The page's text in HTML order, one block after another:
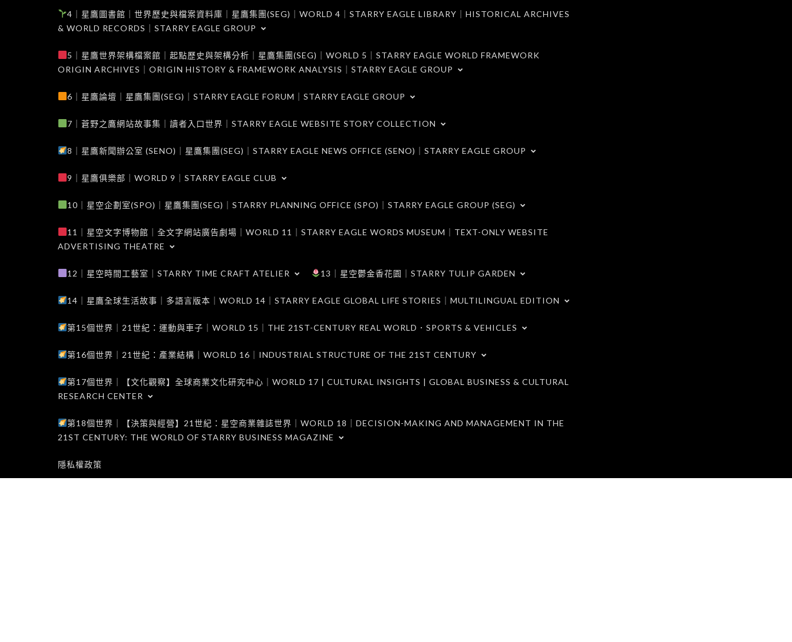
4｜星鷹圖書館｜世界歷史與檔案資料庫｜星鷹集團(SEG)｜WORLD 4｜STARRY EAGLE LIBRARY｜HISTORICAL ARCHIVES
& WORLD RECORDS｜STARRY EAGLE GROUP
5｜星鷹世界架構檔案館｜起點歷史與架構分析｜星鷹集團(SEG)｜WORLD 5｜STARRY EAGLE WORLD FRAMEWORK
ORIGIN ARCHIVES｜ORIGIN HISTORY & FRAMEWORK ANALYSIS｜STARRY EAGLE GROUP
6｜星鷹論壇｜星鷹集團(SEG)｜STARRY EAGLE FORUM｜STARRY EAGLE GROUP
7｜蒼野之鷹網站故事集｜讀者入口世界｜STARRY EAGLE WEBSITE STORY COLLECTION
8｜星鷹新聞辦公室 (SENO)｜星鷹集團(SEG)｜STARRY EAGLE NEWS OFFICE (SENO)｜STARRY EAGLE GROUP
9｜星鷹俱樂部｜WORLD 9｜STARRY EAGLE CLUB
10｜星空企劃室(SPO)｜星鷹集團(SEG)｜STARRY PLANNING OFFICE (SPO)｜STARRY EAGLE GROUP (SEG)
11｜星空文字博物館｜全文字網站廣告劇場｜WORLD 11｜STARRY EAGLE WORDS MUSEUM｜TEXT-ONLY WEBSITE
ADVERTISING THEATRE
12｜星空時間工藝室｜STARRY TIME CRAFT ATELIER 13｜星空鬱金香花園｜STARRY TULIP GARDEN
14｜星鷹全球生活故事｜多語言版本｜WORLD 14｜STARRY EAGLE GLOBAL LIFE STORIES｜MULTILINGUAL EDITION
第15個世界｜21世紀：運動與車子｜WORLD 15｜THE 21ST-CENTURY REAL WORLD．SPORTS & VEHICLES
第16個世界｜21世紀：產業結構｜WORLD 16｜INDUSTRIAL STRUCTURE OF THE 21ST CENTURY
第17個世界｜【文化觀察】全球商業文化研究中心｜WORLD 17 | CULTURAL INSIGHTS | GLOBAL BUSINESS & CULTURAL
RESEARCH CENTER
第18個世界｜【決策與經營】21世紀：星空商業雜誌世界｜WORLD 18｜DECISION-MAKING AND MANAGEMENT IN THE
21ST CENTURY: THE WORLD OF STARRY BUSINESS MAGAZINE
隱私權政策